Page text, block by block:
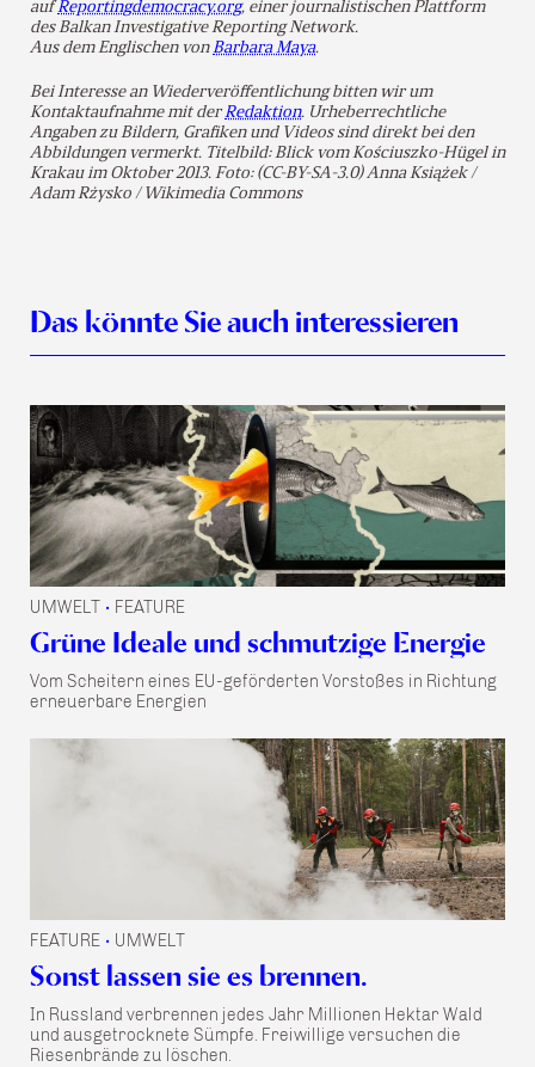
aufReportingdemocracy.org, einer journalistischen Plattform
des Balkan Investigative Reporting Network.
Aus dem Englischen vonBarbara Maya.
Bei Interesse an Wiederveröffentlichung bitten wir um
Kontaktaufnahme mit derRedaktion. Urheberrechtliche
Angaben zu Bildern, Grafiken und Videos sind direkt bei den
Abbildungen vermerkt. Titelbild: Blick vom Kościuszko-Hügel in
Krakau im Oktober 2013. Foto: (CC-BY-SA-3.0) Anna Książek /
Adam Rżysko / Wikimedia Commons
Das könnte Sie auch interessieren
UMWELT • FEATURE
Grüne Ideale und schmutzige Energie
Vom Scheitern eines EU-geförderten Vorstoßes in Richtung
erneuerbare Energien
FEATURE • UMWELT
Sonst lassen sie es brennen.
In Russland verbrennen jedes Jahr Millionen Hektar Wald
und ausgetrocknete Sümpfe. Freiwillige versuchen die
Riesenbrände zu löschen.